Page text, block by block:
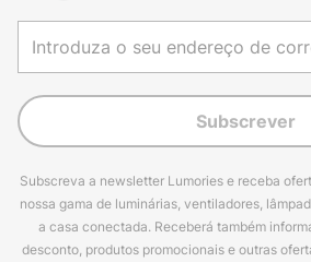
Subscrever
Subscreva a newsletter Lumories e receba
nossa gama de luminárias, ventiladores,
a casa conectada. Receberá também
desconto, produtos promocionais e outras